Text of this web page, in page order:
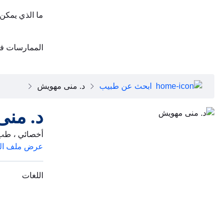
ما الذي
الممارسات
ابحث عن طبيب د. منى مهويش
د.
أخصائي ،
عرض ملف
اللغات